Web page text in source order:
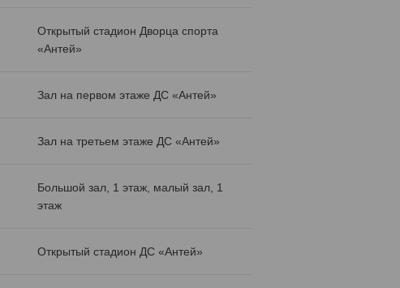
Открытый стадион Дворца спорта
«Антей»
Зал на первом этаже ДС «Антей»
Зал на третьем этаже ДС «Антей»
Большой зал, 1 этаж, малый зал, 1
этаж
Открытый стадион ДС «Антей»